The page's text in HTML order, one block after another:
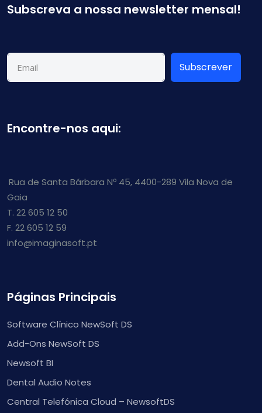
Subscreva a nossa newsletter mensal!
Subscrever
Encontre-nos aqui:
Rua de Santa Bárbara Nº 45, 4400-289 Vila Nova de
Gaia
T. 22 605 12 50
F. 22 605 12 59
info@imaginasoft.pt
Páginas Principais
Software Clínico NewSoft DS
Add-Ons NewSoft DS
Newsoft BI
Dental Audio Notes
Central Telefónica Cloud – NewsoftDS